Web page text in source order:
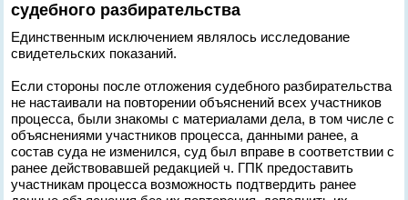
судебного разбирательства
Единственным исключением являлось исследование
свидетельских показаний.
Если стороны после отложения судебного разбирательства
не настаивали на повторении объяснений всех участников
процесса, были знакомы с материалами дела, в том числе с
объяснениями участников процесса, данными ранее, а
состав суда не изменился, суд был вправе в соответствии с
ранее действовавшей редакцией ч. ГПК предоставить
участникам процесса возможность подтвердить ранее